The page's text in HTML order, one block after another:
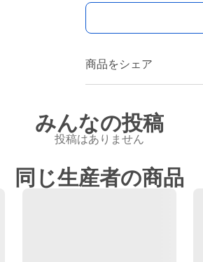
商品をシェア
みんなの投稿
投稿はありません
同じ生産者の商品